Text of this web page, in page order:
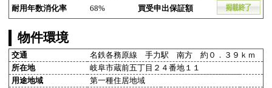
耐用年数消化率 68% 買受申出保証額
物件環境
交通
名鉄各務原線 手力駅 南方 約０．３９ｋｍ
所在地
岐阜市蔵前五丁目２４番地１１
用途地域
第一種住居地域